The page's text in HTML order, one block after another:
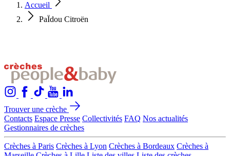
Accueil
PaÏdou Citroën
Trouver une crèche
Contacts Espace Presse Collectivités FAQ Nos actualités
Gestionnaires de crèches
Crèches à Paris Crèches à Lyon Crèches à Bordeaux Crèches à